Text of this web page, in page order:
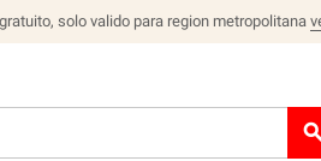
solo valido para region metropolitana